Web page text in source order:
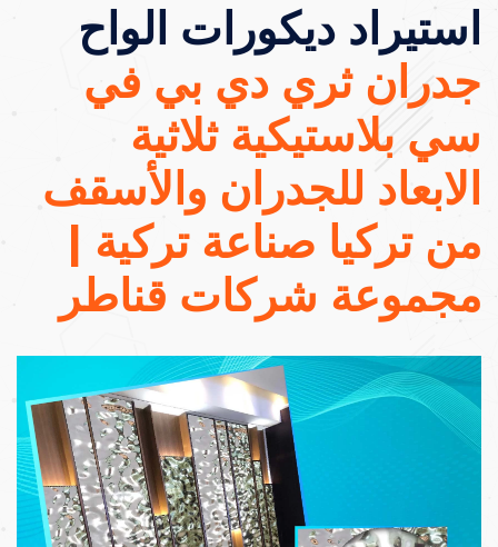
استيراد ديكورات الواح
جدران ثري دي بي في
سي بلاستيكية ثلاثية
الابعاد للجدران والأسقف
من تركيا صناعة تركية |
مجموعة شركات قناطر